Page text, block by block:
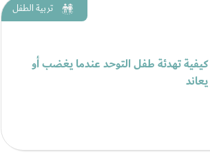
تربية الطفل
كيفية تهدئة طفل التوحد عندما يغضب أو
يعاند